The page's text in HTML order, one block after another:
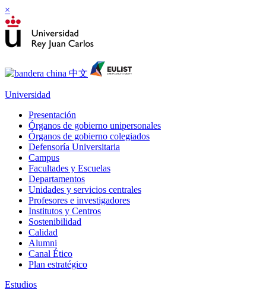
×
Universidad
Presentación
Órganos de gobierno unipersonales
Órganos de gobierno colegiados
Defensoría Universitaria
Campus
Facultades y Escuelas
Departamentos
Unidades y servicios centrales
Profesores e investigadores
Institutos y Centros
Sostenibilidad
Calidad
Alumni
Canal Ético
Plan estratégico
Estudios